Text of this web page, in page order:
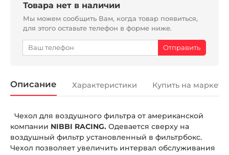
Товара нет в наличии
Мы можем сообщить Вам, когда товар появиться,
для этого оставьте телефон в форме ниже.
Описание Характеристики Купить на
Чехол для воздушного фильтра от американской
компании NIBBI RACING. Одевается сверху на
воздушный фильтр установленный в фильтрбокс.
Чехол позволяет увеличить интервал обслуживания